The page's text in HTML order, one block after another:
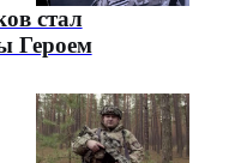
стал
Героем